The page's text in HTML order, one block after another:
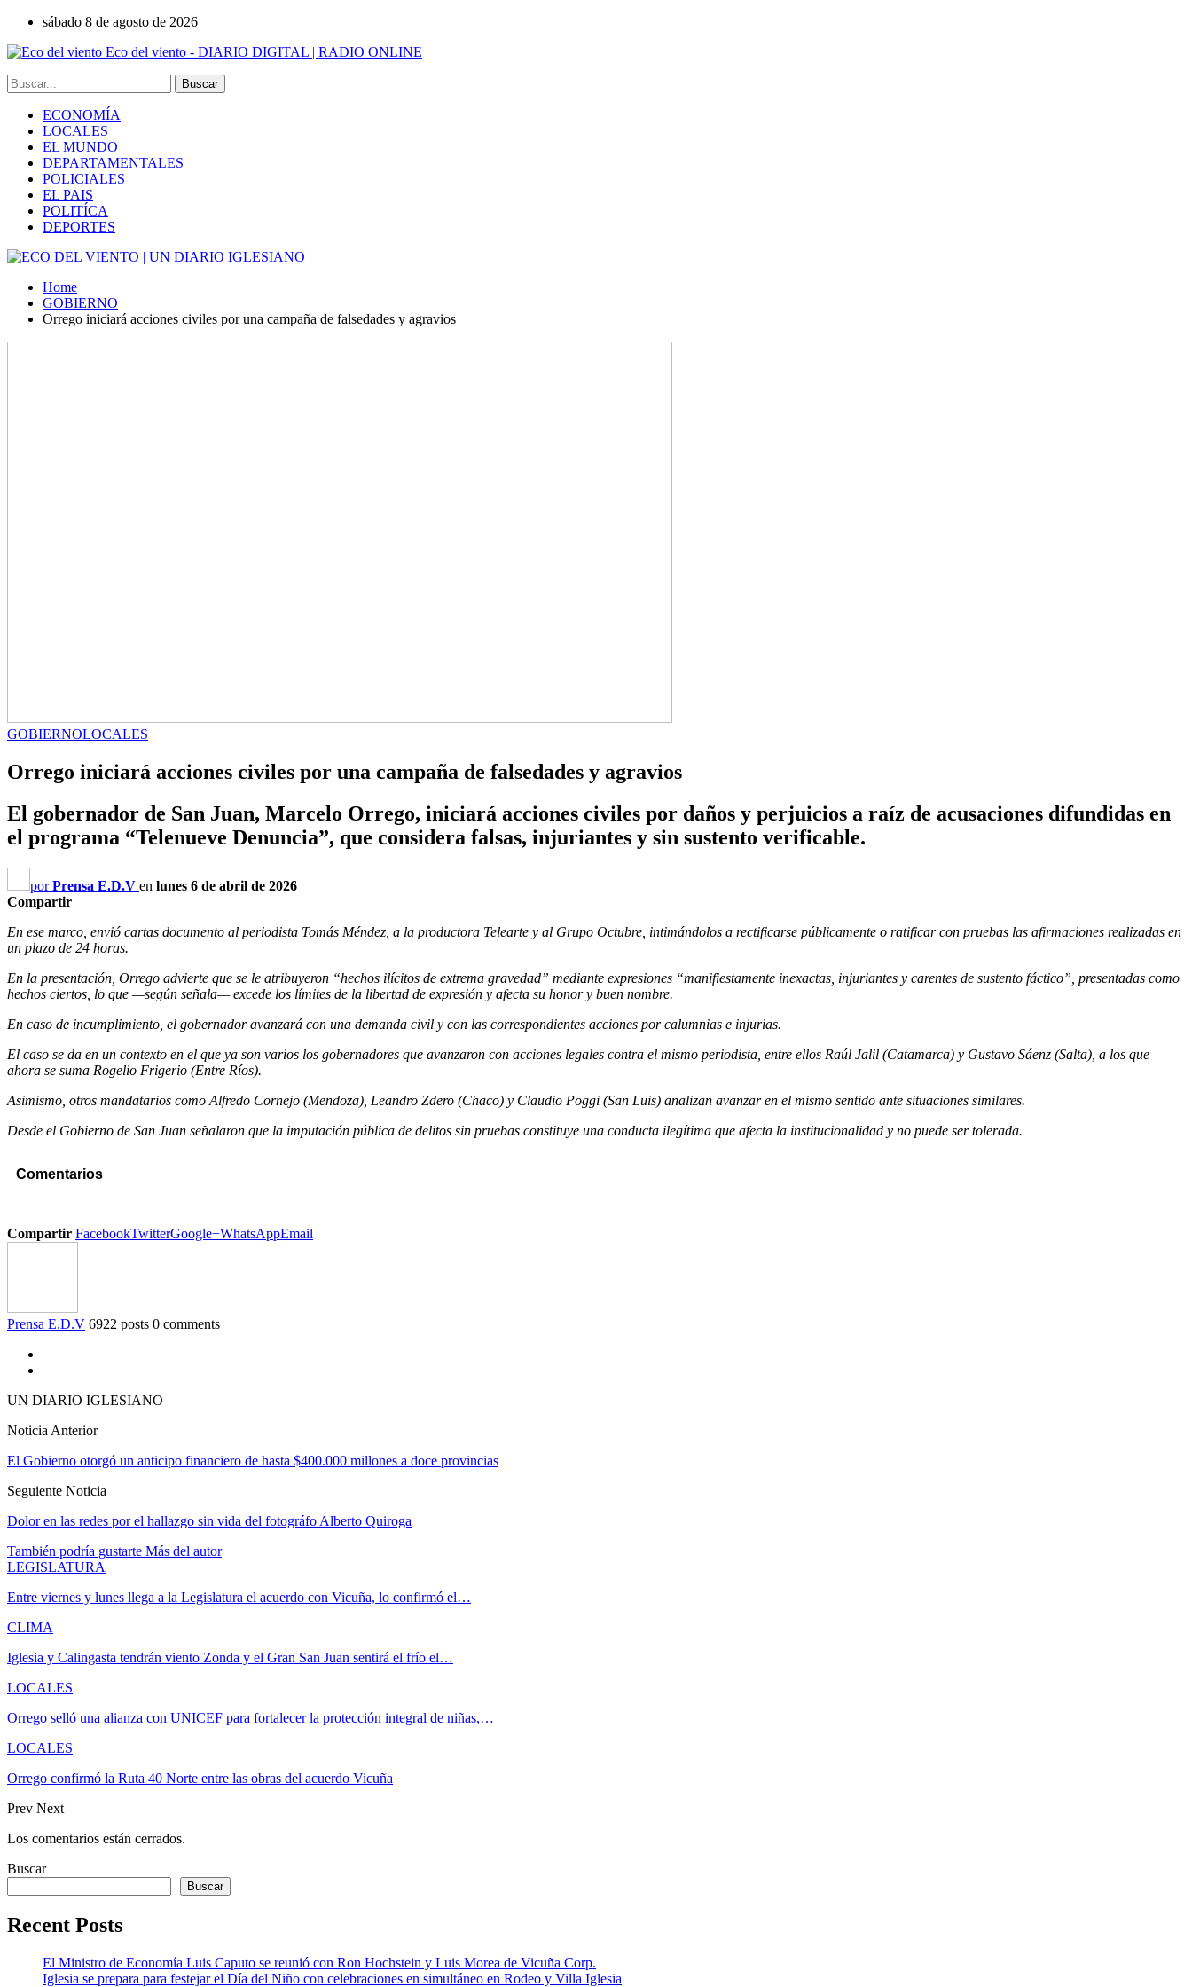
sábado 8 de agosto de 2026
Eco del viento - DIARIO DIGITAL | RADIO ONLINE
ECONOMÍA
LOCALES
EL MUNDO
DEPARTAMENTALES
POLICIALES
EL PAIS
POLITÍCA
DEPORTES
Home
GOBIERNO
Orrego iniciará acciones civiles por una campaña de falsedades y agravios
GOBIERNOLOCALES
Orrego iniciará acciones civiles por una campaña de falsedades y agravios
El gobernador de San Juan, Marcelo Orrego, iniciará acciones civiles por daños y perjuicios a raíz de acusaciones difundidas en
el programa “Telenueve Denuncia”, que considera falsas, injuriantes y sin sustento verificable.
porPrensa E.D.V en lunes 6 de abril de 2026
Compartir
En ese marco, envió cartas documento al periodista Tomás Méndez, a la productora Telearte y al Grupo Octubre, intimándolos a rectificarse públicamente o ratificar con pruebas las afirmaciones realizadas en
un plazo de 24 horas.
En la presentación, Orrego advierte que se le atribuyeron “hechos ilícitos de extrema gravedad” mediante expresiones “manifiestamente inexactas, injuriantes y carentes de sustento fáctico”, presentadas como
hechos ciertos, lo que —según señala— excede los límites de la libertad de expresión y afecta su honor y buen nombre.
En caso de incumplimiento, el gobernador avanzará con una demanda civil y con las correspondientes acciones por calumnias e injurias.
El caso se da en un contexto en el que ya son varios los gobernadores que avanzaron con acciones legales contra el mismo periodista, entre ellos Raúl Jalil (Catamarca) y Gustavo Sáenz (Salta), a los que
ahora se suma Rogelio Frigerio (Entre Ríos).
Asimismo, otros mandatarios como Alfredo Cornejo (Mendoza), Leandro Zdero (Chaco) y Claudio Poggi (San Luis) analizan avanzar en el mismo sentido ante situaciones similares.
Desde el Gobierno de San Juan señalaron que la imputación pública de delitos sin pruebas constituye una conducta ilegítima que afecta la institucionalidad y no puede ser tolerada.
Comentarios
Compartir FacebookTwitterGoogle+WhatsAppEmail
Prensa E.D.V 6922 posts 0 comments
UN DIARIO IGLESIANO
Noticia Anterior
El Gobierno otorgó un anticipo financiero de hasta $400.000 millones a doce provincias
Seguiente Noticia
Dolor en las redes por el hallazgo sin vida del fotográfo Alberto Quiroga
También podría gustarte Más del autor
LEGISLATURA
Entre viernes y lunes llega a la Legislatura el acuerdo con Vicuña, lo confirmó el…
CLIMA
Iglesia y Calingasta tendrán viento Zonda y el Gran San Juan sentirá el frío el…
LOCALES
Orrego selló una alianza con UNICEF para fortalecer la protección integral de niñas,…
LOCALES
Orrego confirmó la Ruta 40 Norte entre las obras del acuerdo Vicuña
Prev Next
Los comentarios están cerrados.
Buscar
Buscar
Recent Posts
El Ministro de Economía Luis Caputo se reunió con Ron Hochstein y Luis Morea de Vicuña Corp.
Iglesia se prepara para festejar el Día del Niño con celebraciones en simultáneo en Rodeo y Villa Iglesia